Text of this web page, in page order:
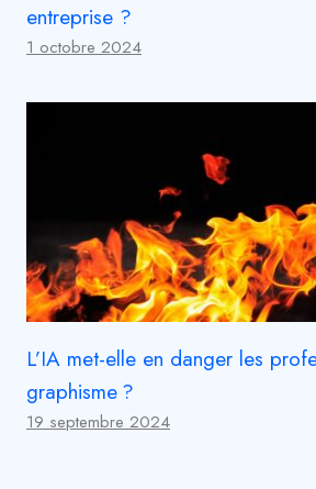
entreprise ?
1 octobre 2024
L’IA met-elle en danger les
graphisme ?
19 septembre 2024